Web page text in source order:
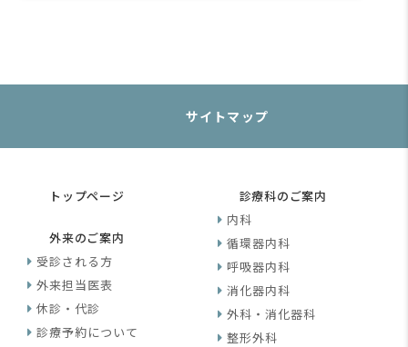
サイトマップ
トップページ
外来のご案内
受診される方
外来担当医表
休診・代診
診療予約について
診療科のご案内
内科
循環器内科
呼吸器内科
消化器内科
外科・消化器科
整形外科